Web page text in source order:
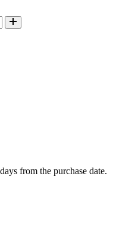
from the purchase date.